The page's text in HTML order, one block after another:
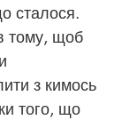
сталося.
тому, щоб
з кимось
того, що